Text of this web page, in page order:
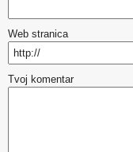
Web stranica
Tvoj komentar